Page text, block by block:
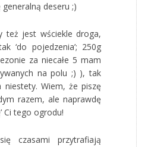
deseru ;)
też jest wściekle droga,
‘do pojedzenia’; 250g
za niecałe 5 mam
na polu ;) ), tak
Wiem, że piszę
razem, ale naprawdę
Ci tego ogrodu!
czasami przytrafiają